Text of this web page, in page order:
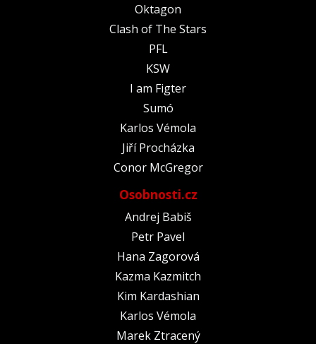
Oktagon
Clash of The Stars
PFL
KSW
I am Figter
Sumó
Karlos Vémola
Jiří Procházka
Conor McGregor
Osobnosti.cz
Andrej Babiš
Petr Pavel
Hana Zagorová
Kazma Kazmitch
Kim Kardashian
Karlos Vémola
Marek Ztracený